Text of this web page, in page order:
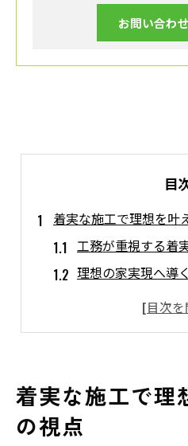
お問い合わ
目
着実な施工で理想を叶
工務が重視する着
理想の家実現へ導
工務店が求める着
工務が品質重視の
工務による現場管
着実な施工で理
の視点